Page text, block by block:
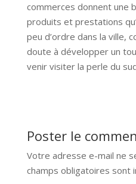
commerces donnent une
produits et prestations
peu d’ordre dans la ville,
doute à développer un
venir visiter la perle du
Poster le
Votre adresse e-mail ne
champs obligatoires sont